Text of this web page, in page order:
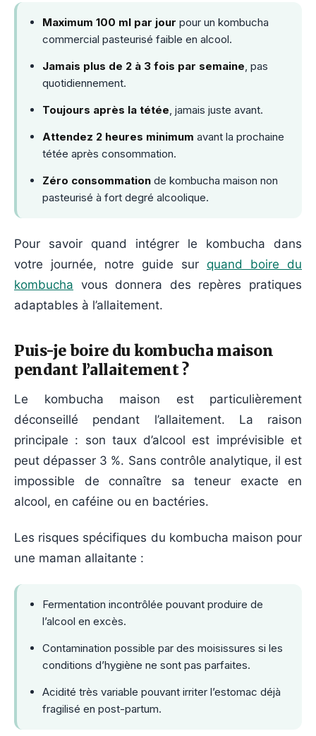
Maximum 100 ml par jour pour un kombucha
commercial pasteurisé faible en alcool.
Jamais plus de 2 à 3 fois par semaine, pas
quotidiennement.
Toujours après la tétée, jamais juste avant.
Attendez 2 heures minimum avant la prochaine
tétée après consommation.
Zéro consommation de kombucha maison non
pasteurisé à fort degré alcoolique.
Pour savoir quand intégrer le kombucha dans
votre journée, notre guide sur quand boire du
kombucha vous donnera des repères pratiques
adaptables à l’allaitement.
Puis-je boire du kombucha maison
pendant l’allaitement ?
Le kombucha maison est particulièrement
déconseillé pendant l’allaitement. La raison
principale : son taux d’alcool est imprévisible et
peut dépasser 3 %. Sans contrôle analytique, il est
impossible de connaître sa teneur exacte en
alcool, en caféine ou en bactéries.
Les risques spécifiques du kombucha maison pour
une maman allaitante :
Fermentation incontrôlée pouvant produire de
l’alcool en excès.
Contamination possible par des moisissures si les
conditions d’hygiène ne sont pas parfaites.
Acidité très variable pouvant irriter l’estomac déjà
fragilisé en post-partum.